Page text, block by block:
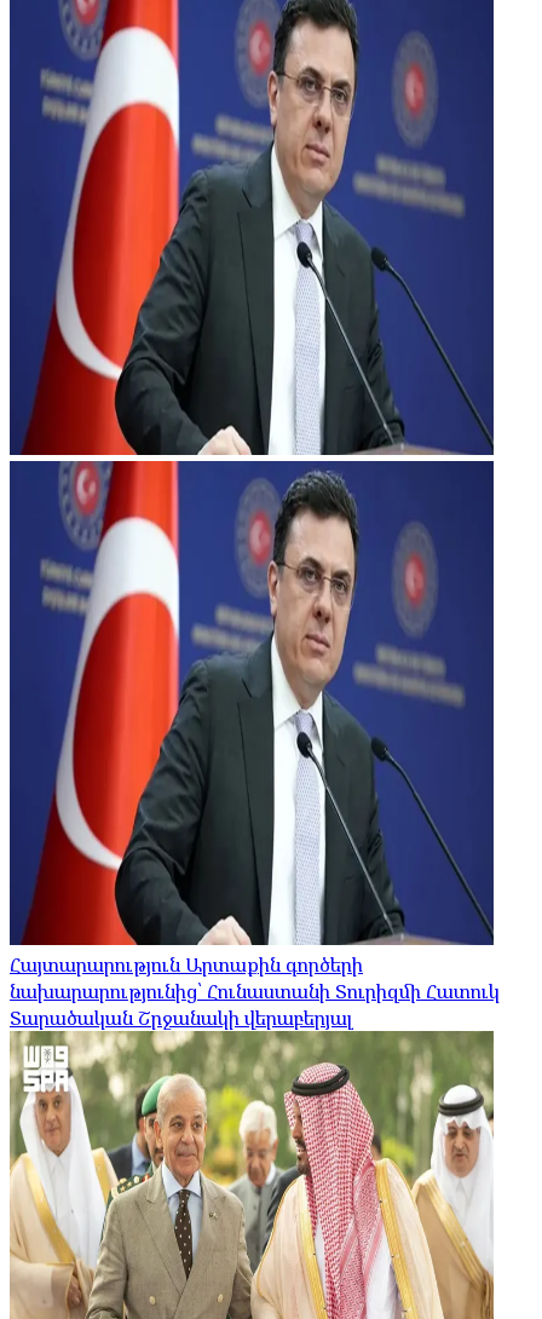
Հայտարարություն Արտաքին գործերի
նախարարությունից՝ Հունաստանի Տուրիզմի Հատուկ
Տարածական Շրջանակի վերաբերյալ